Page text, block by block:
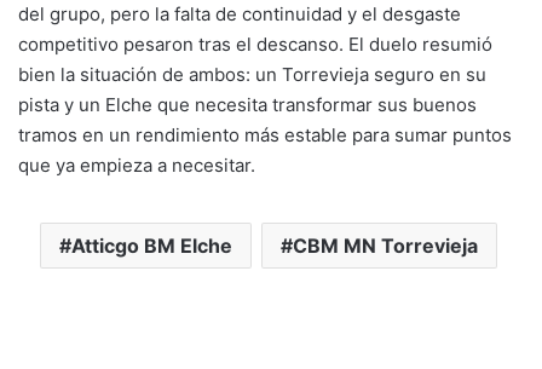
del grupo, pero la falta de continuidad y el desgaste
competitivo pesaron tras el descanso. El duelo resumió
bien la situación de ambos: un Torrevieja seguro en su
pista y un Elche que necesita transformar sus buenos
tramos en un rendimiento más estable para sumar puntos
que ya empieza a necesitar.
Atticgo BM Elche CBM MN Torrevieja